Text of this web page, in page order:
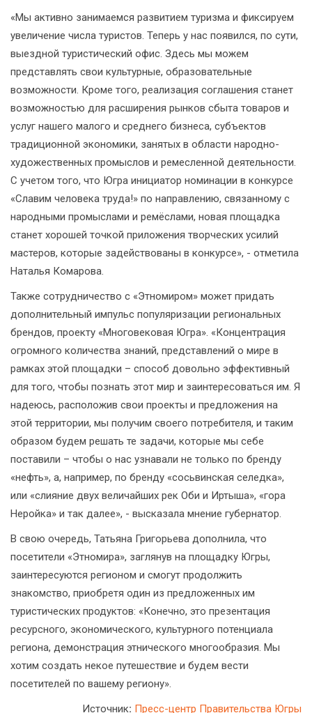
«Мы активно занимаемся развитием туризма и фиксируем
увеличение числа туристов. Теперь у нас появился, по сути,
выездной туристический офис. Здесь мы можем
представлять свои культурные, образовательные
возможности. Кроме того, реализация соглашения станет
возможностью для расширения рынков сбыта товаров и
услуг нашего малого и среднего бизнеса, субъектов
традиционной экономики, занятых в области народно-
художественных промыслов и ремесленной деятельности.
С учетом того, что Югра инициатор номинации в конкурсе
«Славим человека труда!» по направлению, связанному с
народными промыслами и ремёслами, новая площадка
станет хорошей точкой приложения творческих усилий
мастеров, которые задействованы в конкурсе», - отметила
Наталья Комарова.
Также сотрудничество с «Этномиром» может придать
дополнительный импульс популяризации региональных
брендов, проекту «Многовековая Югра». «Концентрация
огромного количества знаний, представлений о мире в
рамках этой площадки – способ довольно эффективный
для того, чтобы познать этот мир и заинтересоваться им. Я
надеюсь, расположив свои проекты и предложения на
этой территории, мы получим своего потребителя, и таким
образом будем решать те задачи, которые мы себе
поставили – чтобы о нас узнавали не только по бренду
«нефть», а, например, по бренду «сосьвинская селедка»,
или «слияние двух величайших рек Оби и Иртыша», «гора
Неройка» и так далее», - высказала мнение губернатор.
В свою очередь, Татьяна Григорьева дополнила, что
посетители «Этномира», заглянув на площадку Югры,
заинтересуются регионом и смогут продолжить
знакомство, приобретя один из предложенных им
туристических продуктов: «Конечно, это презентация
ресурсного, экономического, культурного потенциала
региона, демонстрация этнического многообразия. Мы
хотим создать некое путешествие и будем вести
посетителей по вашему региону».
Источник: Пресс-центр Правительства Югры